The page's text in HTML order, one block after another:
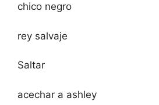
chico negro
rey salvaje
Saltar
acechar a ashley